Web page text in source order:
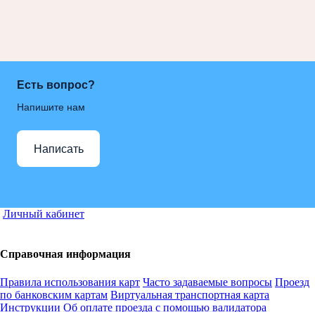
Есть вопрос?
Напишите нам
Написать
Личный кабинет
Справочная информация
Правила использования карт Часто задаваемые вопросы Проезд
по банковским картам Виртуальная транспортная карта
Инструкции Об оплате проезда с помощью валидатора